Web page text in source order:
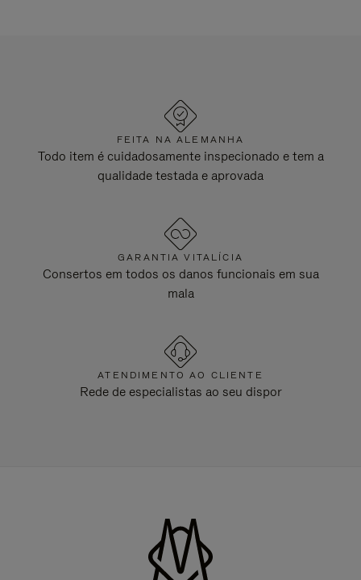
FEITA NA ALEMANHA
Todo item é cuidadosamente inspecionado e tem a
qualidade testada e aprovada
GARANTIA VITALÍCIA
Consertos em todos os danos funcionais em sua
mala
ATENDIMENTO AO CLIENTE
Rede de especialistas ao seu dispor